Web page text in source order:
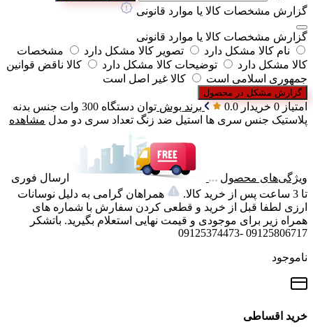
گزارش مشخصات کالا یا موارد قانونی
گزارش مشخصات کالا یا موارد قانونی
نام کالا مشکل دارد
تصویر کالا مشکل دارد
مشخصات
کالا مشکل دارد
توضیحات کالا مشکل دارد
کالا ناقض قوانین
جمهوری اسلامی است
کالا غیر اصل است
گزارش مشکل در محصول
امتیاز 0 خریدار 0.0 برند بوش توان دستگاه 300 وات
جنس بدنه
پلاستیک جنس سری ها استیل ضد زنگ تعداد سری دو مدل مشاهده
ویژگی‌های محصول
ارسال فوری
تا 3 ساعت پس از خرید کالا.
همراهان گرامی به دلیل نوسانات
ارزی لطفا قبل از خرید و قطعی کردن سفارش با شماره های
همراه زیر برای موجودی و قیمت نهایی استعلام بگیرید. باتشکر
09125806717 -09125374473
ناموجود
خرید اقساطی